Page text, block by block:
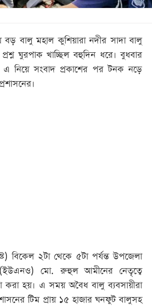
বড় বালু মহাল কুশিয়ারা নদীর সাদা বালু
ঘুরপাক খাচ্ছিল বহুদিন ধরে। বুধবার
এ নিয়ে সংবাদ প্রকাশের পর টনক নড়ে
বিকেল ২টা থেকে ৫টা পর্যন্ত উপজেলা
(ইউএনও) মো. রুহুল আমীনের নেতৃত্বে
করা হয়। এ সময় অবৈধ বালু ব্যবসায়ীরা
টিম প্রায় ১৫ হাজার ঘনফুট বালুসহ